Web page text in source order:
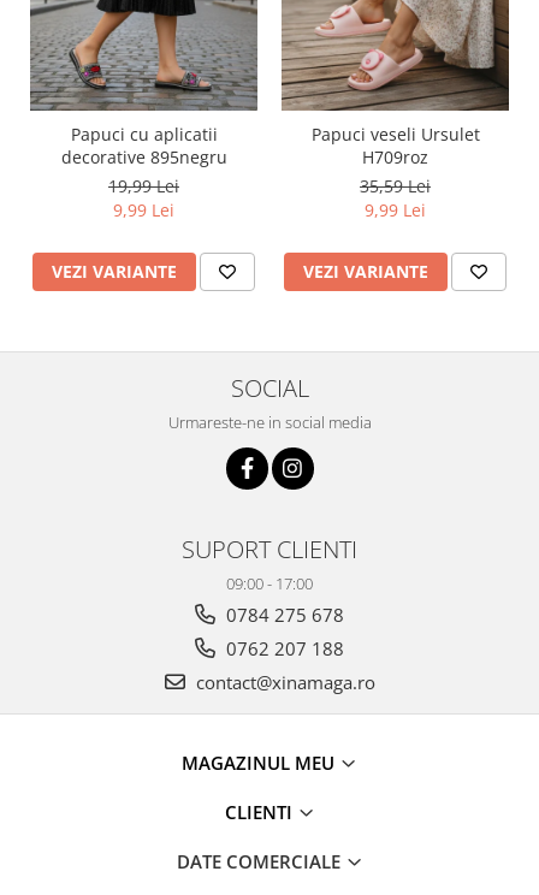
Papuci cu aplicatii
decorative 895negru
19,99 Lei
9,99 Lei
VEZI VARIANTE
Papuci veseli Ursulet
H709roz
35,59 Lei
9,99 Lei
VEZI VARIANTE
SOCIAL
Urmareste-ne in social media
SUPORT CLIENTI
09:00 - 17:00
0784 275 678
0762 207 188
contact@xinamaga.ro
MAGAZINUL MEU
CLIENTI
DATE COMERCIALE